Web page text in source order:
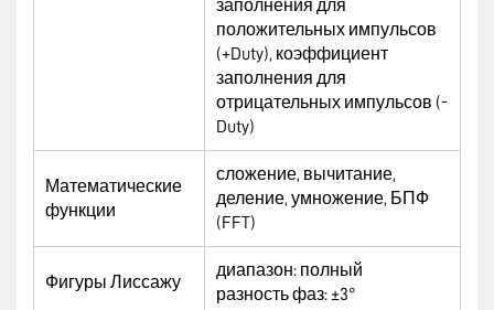
заполнения для
положительных импульсов
(+Duty), коэффициент
заполнения для
отрицательных импульсов (-
Duty)
Математические
функции
сложение, вычитание,
деление, умножение, БПФ
(FFT)
Фигуры Лиссажу
диапазон: полный
разность фаз: ±3°